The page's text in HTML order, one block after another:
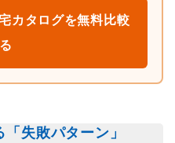
カタログを無料比較
失敗パターン」